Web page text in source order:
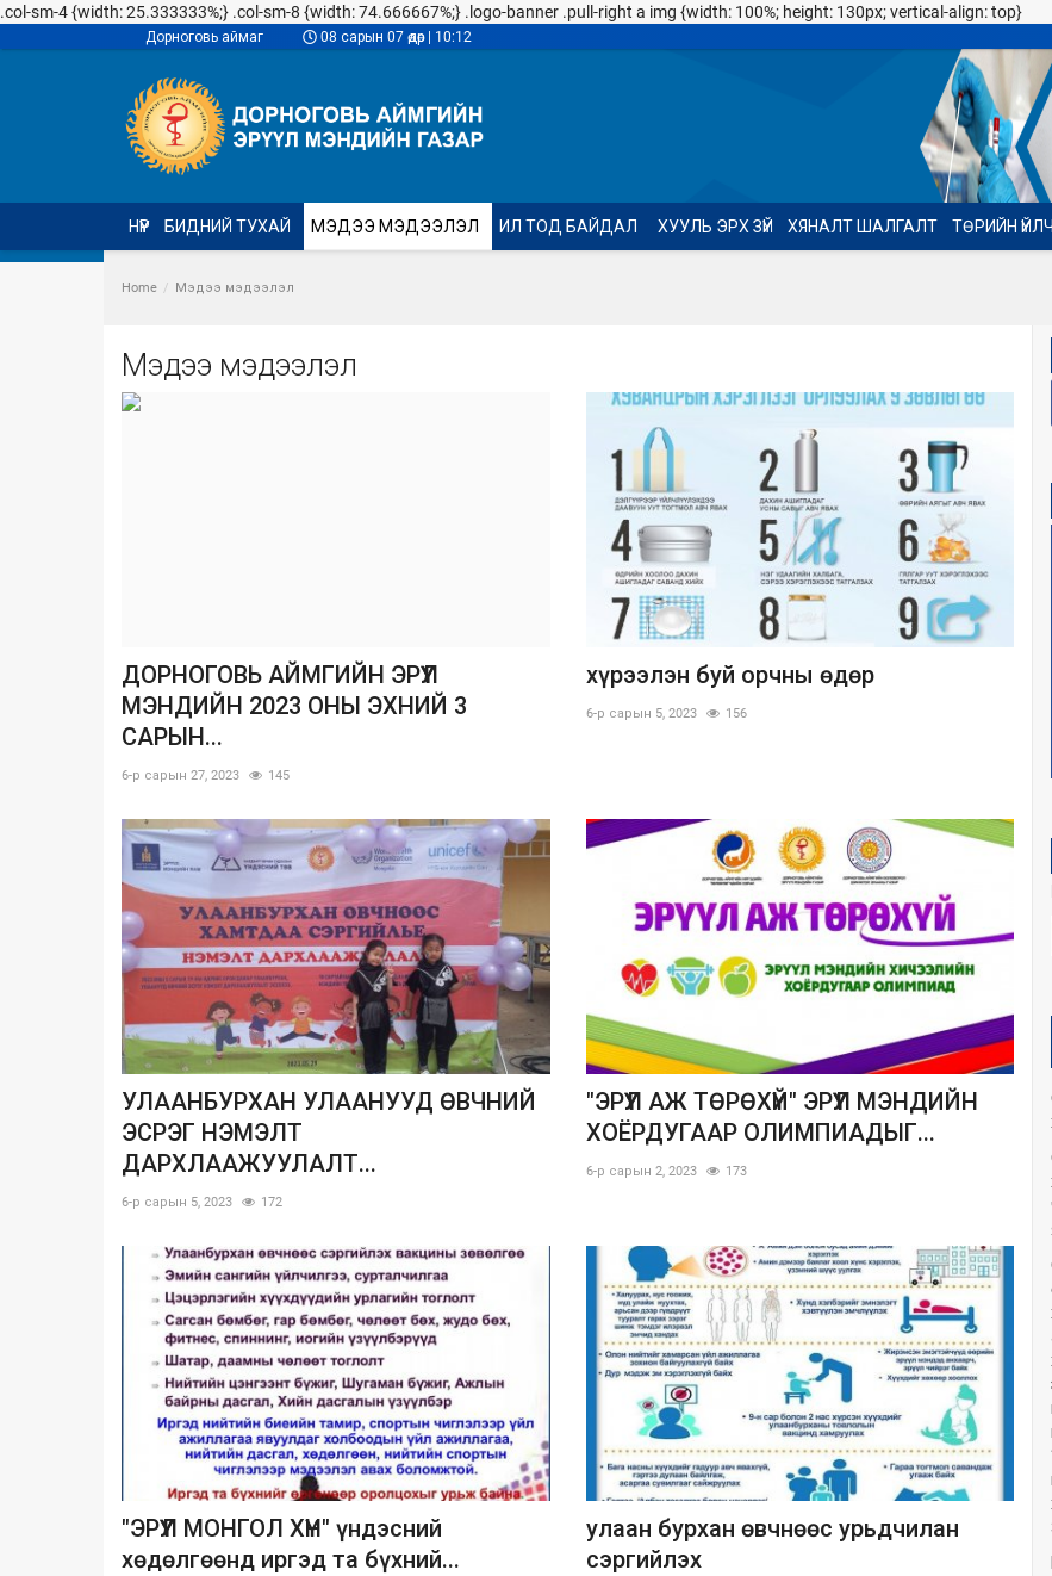
.col-sm-4 {width: 25.333333%;} .col-sm-8 {width: 74.666667%;} .logo-banner .pull-right a img {width: 100%; height: 130px; vertical-align: top}
Дорноговь аймаг 08 сарын 07 өдөр | 10:12
НҮҮР БИДНИЙ ТУХАЙ МЭДЭЭ МЭДЭЭЛЭЛ ИЛ ТОД БАЙДАЛ ХУУЛЬ ЭРХ ЗҮЙ ХЯНАЛТ ШАЛГАЛТ ТӨРИЙН
Home Мэдээ мэдээлэл
Мэдээ мэдээлэл
ДОРНОГОВЬ АЙМГИЙН ЭРҮҮЛ
МЭНДИЙН 2023 ОНЫ ЭХНИЙ 3
САРЫН...
6-р сарын 27, 2023 145
хүрээлэн буй орчны өдөр
6-р сарын 5, 2023 156
УЛААНБУРХАН УЛААНУУД ӨВЧНИЙ
ЭСРЭГ НЭМЭЛТ
ДАРХЛААЖУУЛАЛТ...
6-р сарын 5, 2023 172
"ЭРҮҮЛ АЖ ТӨРӨХҮЙ" ЭРҮҮЛ МЭНДИЙН
ХОЁРДУГААР ОЛИМПИАДЫГ...
6-р сарын 2, 2023 173
"ЭРҮҮЛ МОНГОЛ ХҮН" үндэсний
хөдөлгөөнд иргэд та бүхний...
улаан бурхан өвчнөөс урьдчилан
сэргийлэх